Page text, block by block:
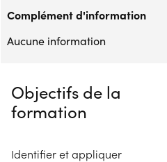
Complément d'information
Aucune information
Objectifs de la
formation
Identifier et appliquer